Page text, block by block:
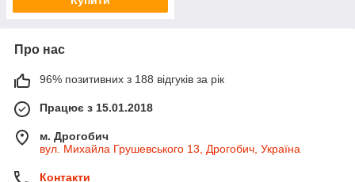
Про нас
96% позитивних з 188 відгуків за рік
Працює з 15.01.2018
м. Дрогобич
вул. Михайла Грушевського 13, Дрогобич, Україна
Контакти